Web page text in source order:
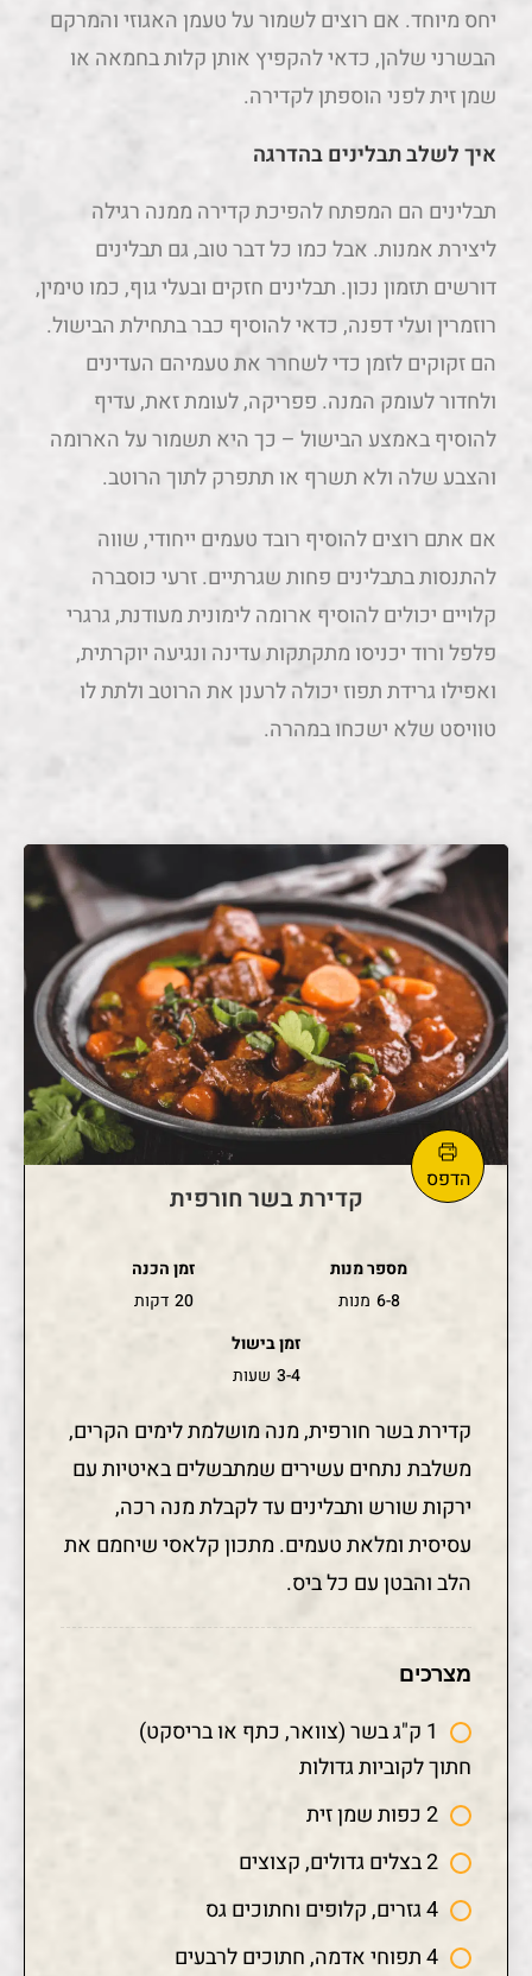
יחס מיוחד. אם רוצים לשמור על טעמן האגוזי והמרקם
הבשרני שלהן, כדאי להקפיץ אותן קלות בחמאה או
שמן זית לפני הוספתן לקדירה.
איך לשלב תבלינים בהדרגה
תבלינים הם המפתח להפיכת קדירה ממנה רגילה
ליצירת אמנות. אבל כמו כל דבר טוב, גם תבלינים
דורשים תזמון נכון. תבלינים חזקים ובעלי גוף, כמו טימין,
רוזמרין ועלי דפנה, כדאי להוסיף כבר בתחילת הבישול.
הם זקוקים לזמן כדי לשחרר את טעמיהם העדינים
ולחדור לעומק המנה. פפריקה, לעומת זאת, עדיף
להוסיף באמצע הבישול – כך היא תשמור על הארומה
והצבע שלה ולא תשרף או תתפרק לתוך הרוטב.
אם אתם רוצים להוסיף רובד טעמים ייחודי, שווה
להתנסות בתבלינים פחות שגרתיים. זרעי כוסברה
קלויים יכולים להוסיף ארומה לימונית מעודנת, גרגרי
פלפל ורוד יכניסו מתקתקות עדינה ונגיעה יוקרתית,
ואפילו גרידת תפוז יכולה לרענן את הרוטב ולתת לו
טוויסט שלא ישכחו במהרה.
קדירת בשר חורפית
מספר מנות
6-8 מנות
זמן הכנה
20 דקות
זמן בישול
3-4 שעות
קדירת בשר חורפית, מנה מושלמת לימים הקרים,
משלבת נתחים עשירים שמתבשלים באיטיות עם
ירקות שורש ותבלינים עד לקבלת מנה רכה,
עסיסית ומלאת טעמים. מתכון קלאסי שיחמם את
הלב והבטן עם כל ביס.
מצרכים
1 ק"ג בשר (צוואר, כתף או בריסקט)
חתוך לקוביות גדולות
2 כפות שמן זית
2 בצלים גדולים, קצוצים
4 גזרים, קלופים וחתוכים גס
4 תפוחי אדמה, חתוכים לרבעים